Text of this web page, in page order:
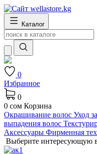
Каталог
0
Избранное
0
0 сом Корзина
Окрашивание волос Уход
выпадения волос
Аксессуары Фирменная
Выберите интересующую